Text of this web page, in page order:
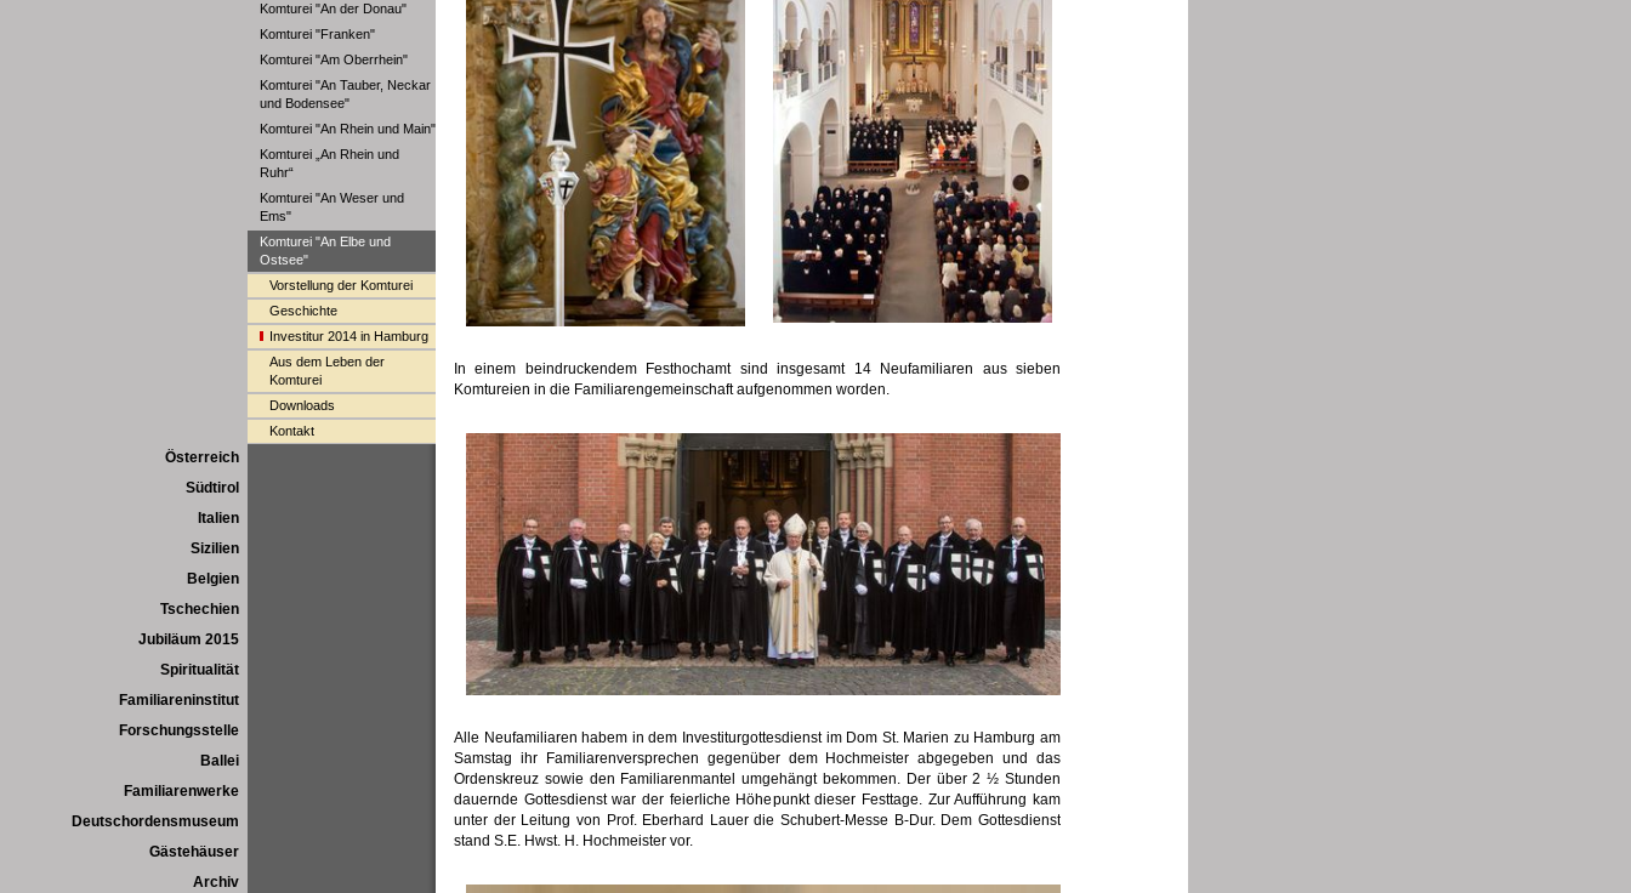
Komturei "An der Donau"
Komturei "Franken"
Komturei "Am Oberrhein"
Komturei "An Tauber, Neckar
und Bodensee"
Komturei "An Rhein und Main"
Komturei „An Rhein und
Ruhr“
Komturei "An Weser und
Ems"
Komturei "An Elbe und
Ostsee"
Vorstellung der Komturei
Geschichte
Investitur 2014 in Hamburg
Aus dem Leben der
Komturei
Downloads
Kontakt
Österreich
Südtirol
Italien
Sizilien
Belgien
Tschechien
Jubiläum 2015
Spiritualität
Familiareninstitut
Forschungsstelle
Ballei
Familiarenwerke
Deutschordensmuseum
Gästehäuser
Archiv
In einem beindruckendem Festhochamt sind insgesamt 14 Neufamiliaren aus sieben
Komtureien in die Familiarengemeinschaft aufgenommen worden.
Alle Neufamiliaren habem in dem Investiturgottesdienst im Dom St. Marien zu Hamburg am
Samstag ihr Familiarenversprechen gegenüber dem Hochmeister abgegeben und das
Ordenskreuz sowie den Familiarenmantel umgehängt bekommen. Der über 2 ½ Stunden
dauernde Gottesdienst war der feierliche Höhepunkt dieser Festtage. Zur Aufführung kam
unter der Leitung von Prof. Eberhard Lauer die Schubert-Messe B-Dur. Dem Gottesdienst
stand S.E. Hwst. H. Hochmeister vor.